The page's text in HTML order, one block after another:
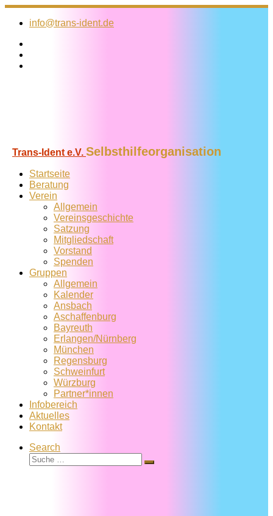
Zum
Inhalt
info@trans-ident.de
Trans-Ident e.V. Selbsthilfeorganisation
Startseite
Beratung
Verein
Allgemein
Vereins­geschichte
Satzung
Mitglied­schaft
Vorstand
Spenden
Gruppen
Allgemein
Kalender
Ansbach
Aschaffenburg
Bayreuth
Erlangen/Nürnberg
München
Regensburg
Schweinfurt
Würzburg
Partner*innen
Infobereich
Aktuelles
Kontakt
Search
Suche
Suche